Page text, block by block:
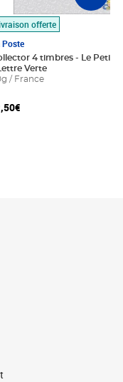
au panier
offerte
Poste
4 timbres - Le Petit
Verte
/ France
,50€